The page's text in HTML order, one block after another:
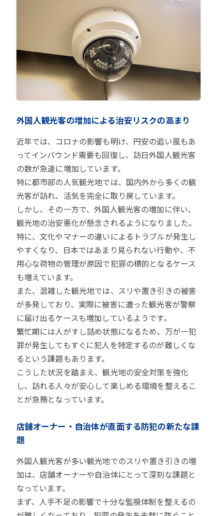
外国人観光客の増加による治安リスクの高まり
近年では、コロナの影響も明け、円安の追い風もあ
ってインバウンド需要も回復し、訪日外国人観光客
の数が急速に増加しています。
特に都市部の人気観光地では、国内外から多くの観
光客が訪れ、活気を完全に取り戻しています。
しかし、その一方で、外国人観光客の増加に伴い、
観光地の治安悪化が懸念されるようになりました。
特に、文化やマナーの違いによるトラブルが発生し
やすくなり、日本ではあまり見られない行動や、不
用心な荷物の管理が原因で犯罪の標的となるケース
も増えています。
また、混雑した観光地では、スリや置き引きの被害
が多発しており、実際に被害に遭った観光客が警察
に届け出るケースも増加しているようです。
繁忙期には人がすし詰め状態になるため、万が一犯
罪が発生してもすぐに犯人を特定するのが難しくな
るという課題もあります。
こうした状況を踏まえ、観光地の安全対策を強化
し、訪れる人々が安心して楽しめる環境を整えるこ
とが急務となっています。
店舗オーナー・自治体が直面する防犯の新たな課
題
外国人観光客が多い観光地でのスリや置き引きの増
加は、店舗オーナーや自治体にとって深刻な課題と
なっています。
まず、人手不足の影響で十分な監視体制を整えるの